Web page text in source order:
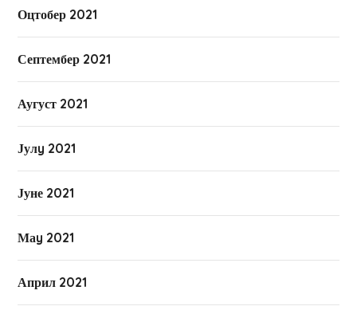
Оцтобер 2021
Септембер 2021
Аугуст 2021
Јулy 2021
Јуне 2021
Маy 2021
Април 2021